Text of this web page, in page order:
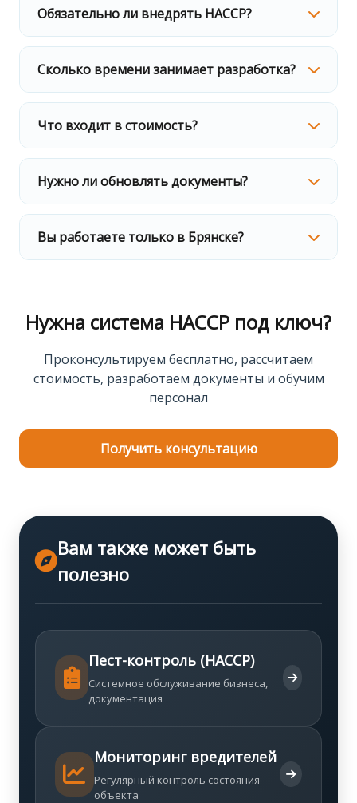
Обязательно ли внедрять HACCP?
Да, для всех предприятий пищевой отрасли —
производство, хранение, транспортировка,
реализация продуктов.
Сколько времени занимает разработка?
В среднем 5–10 рабочих дней. Срок зависит от
сложности предприятия.
Что входит в стоимость?
Разработка документации, обучение персонала,
консультации, первое сопровождение.
Нужно ли обновлять документы?
Да, при изменениях в законодательстве требуется
актуализация. Мы предлагаем договор на
сопровождение.
Вы работаете только в Брянске?
Нужна система HACCP под ключ?
Проконсультируем бесплатно, рассчитаем
стоимость, разработаем документы и обучим
персонал
Получить консультацию
Вам также может быть
полезно
Пест-контроль (HACCP)
Системное обслуживание бизнеса,
документация
Мониторинг вредителей
Регулярный контроль состояния
объекта